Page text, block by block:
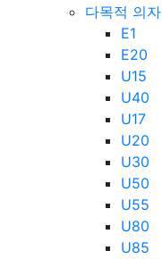
다목적 의자
E1
E20
U15
U40
U17
U20
U30
U50
U55
U80
U85